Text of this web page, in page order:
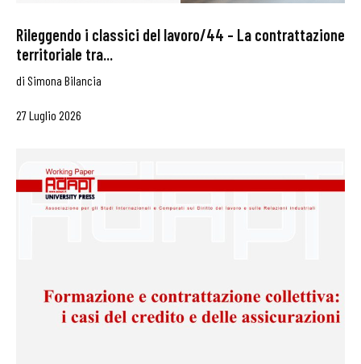
Rileggendo i classici del lavoro/44 – La contrattazione
territoriale tra...
di Simona Bilancia
27 Luglio 2026